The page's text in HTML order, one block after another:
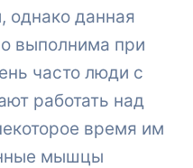
однако данная
выполнима при
часто люди с
работать над
время им
мышцы